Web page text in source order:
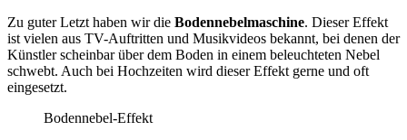
Zu guter Letzt haben wir die Bodennebelmaschine. Dieser Effekt
ist vielen aus TV-Auftritten und Musikvideos bekannt, bei denen der
Künstler scheinbar über dem Boden in einem beleuchteten Nebel
schwebt. Auch bei Hochzeiten wird dieser Effekt gerne und oft
eingesetzt.
Bodennebel-Effekt